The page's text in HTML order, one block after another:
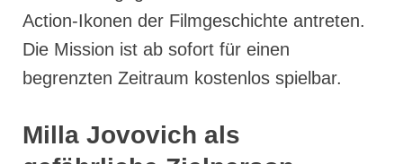
Action-Ikonen der Filmgeschichte antreten.
Die Mission ist ab sofort für einen
begrenzten Zeitraum kostenlos spielbar.
Milla Jovovich als